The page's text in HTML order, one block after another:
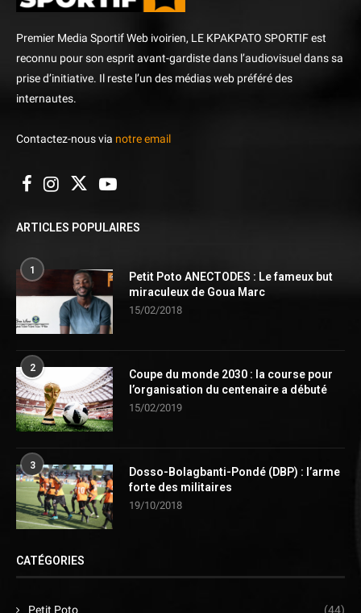
Premier Media Sportif Web ivoirien, LE KPAKPATO SPORTIF est
reconnu pour son esprit avant-gardiste dans l’audiovisuel dans sa
prise d’initiative. Il reste l’un des médias web préféré des
internautes.
Contactez-nous via notre email
ARTICLES POPULAIRES
1
Petit Poto ANECTODES : Le fameux but
miraculeux de Goua Marc
15/02/2018
2
Coupe du monde 2030 : la course pour
l’organisation du centenaire a débuté
15/02/2019
3
Dosso-Bolagbanti-Pondé (DBP) : l’arme
forte des militaires
19/10/2018
CATÉGORIES
Petit Poto (44)